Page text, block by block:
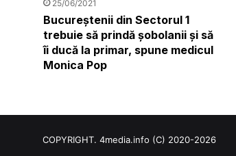
25/06/2021
Bucureștenii din Sectorul 1
trebuie să prindă șobolanii și să
îi ducă la primar, spune medicul
Monica Pop
COPYRIGHT. 4media.info (C) 2020-2026